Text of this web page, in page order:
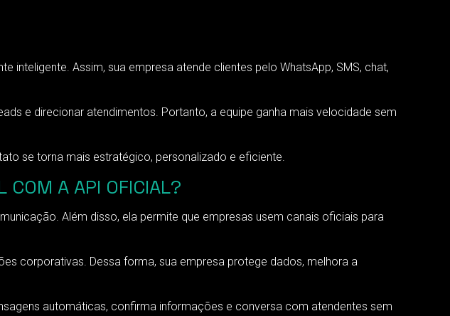
inteligente. Assim, sua empresa atende clientes pelo WhatsApp, SMS, chat,
e direcionar atendimentos. Portanto, a equipe ganha mais velocidade sem
se torna mais estratégico, personalizado e eficiente.
COM A API OFICIAL?
Além disso, ela permite que empresas usem canais oficiais para
corporativas. Dessa forma, sua empresa protege dados, melhora a
automáticas, confirma informações e conversa com atendentes sem